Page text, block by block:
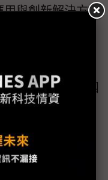
用與創新解決方
何重塑未來生活
集結多國新創團
產業國家館，
球科技生態系
代表性的新創